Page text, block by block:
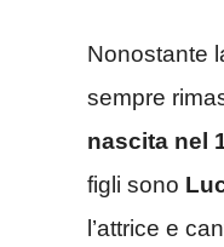
Nonostante
sempre
nascita nel
figli sono
l’attrice e